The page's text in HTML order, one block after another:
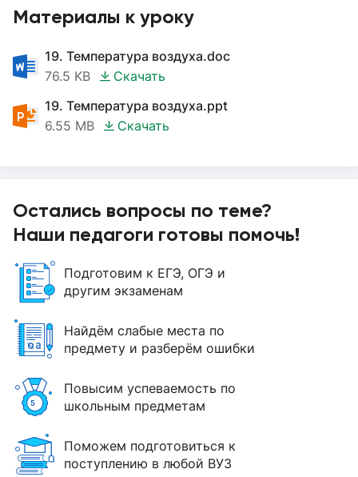
Материалы к уроку
19. Температура воздуха.doc
76.5 KB
Скачать
19. Температура воздуха.ppt
6.55 MB
Скачать
Остались вопросы по теме?
Наши педагоги готовы помочь!
Подготовим к ЕГЭ, ОГЭ и
другим экзаменам
Найдём слабые места по
предмету и разберём ошибки
Повысим успеваемость по
школьным предметам
Поможем подготовиться к
поступлению в любой ВУЗ